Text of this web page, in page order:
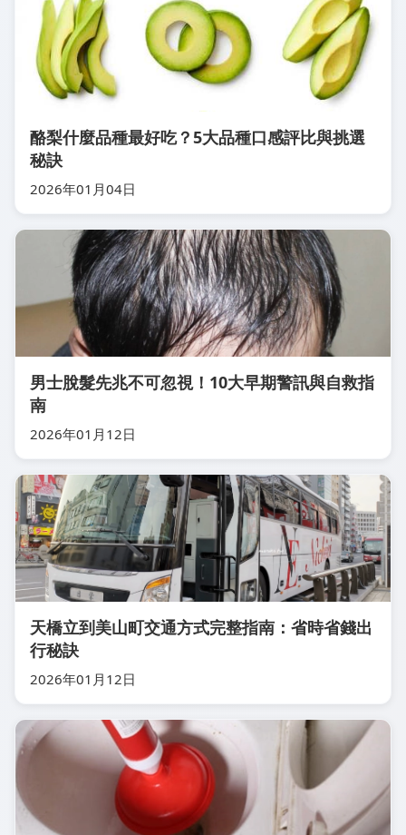
酪梨什麼品種最好吃？5大品種口感評比與挑選
秘訣
2026年01月04日
男士脫髮先兆不可忽視！10大早期警訊與自救指
南
2026年01月12日
天橋立到美山町交通方式完整指南：省時省錢出
行秘訣
2026年01月12日